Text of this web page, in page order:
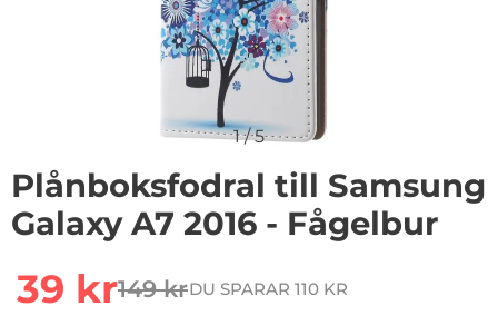
1/5
Plånboksfodral till Samsung
Galaxy A7 2016 - Fågelbur
rea pris
39 krtidigare pris
149 krDU SPARAR 110 KR